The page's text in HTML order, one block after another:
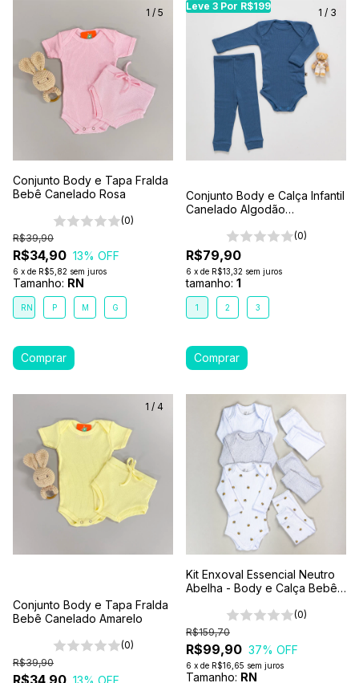
1 / 5
Conjunto Body e Tapa Fralda
Bebê Canelado Rosa
(0)
R$34,90
R$39,90
13% OFF
6 x de R$5,82 sem juros
Tamanho: RN
RN P M G
Leve 3 Por R$199
Leve 3 Por R$199
1 / 3
Conjunto Body e Calça Infantil
Canelado Algodão
Petróleo
(0)
R$79,90
6 x de R$13,32 sem juros
tamanho: 1
1 2 3
1 / 4
Conjunto Body e Tapa Fralda
Bebê Canelado Amarelo
(0)
R$39,90
13% OFF
Kit Enxoval Essencial Neutro
Abelha - Body e Calça Bebê
Premium
(0)
R$99,90
R$159,70
37% OFF
6 x de R$16,65 sem juros
Tamanho: RN